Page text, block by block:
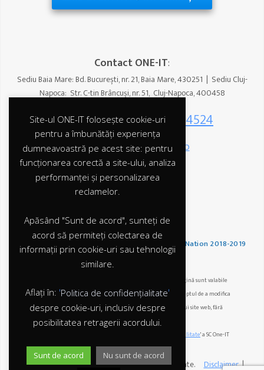
Contact ONE-IT:
Sediu Baia Mare: Bd. București, nr. 21, Baia Mare, 430251 | Sediu Cluj-
Napoca: Str. C-tin Brâncuși, nr. 51, Cluj-Napoca, 400458
Telefon suport:0741 224524
E-mail:contact@one-it.ro
Tweet Share Pin
One-IT - Furnizor IT StartUp-Nation 2018-2019
*Observații: Ofertele și promoțiile prezentate pe această pagină sunt valabile
pentru un număr limitat de aplicanți, One-IT își rezervă dreptul de a modifica
în orice moment conținutul ofertelor și a paginilor acestui site web, fără
notificarea prealabilă a utilizatorului.
Politica de confidențialitate' a SC One-IT
SRL
Copyright 2019, ONE-IT - Toate drepturile rezervate.Disclaimer|
Site-ul ONE-IT folosește cookie-uri
pentru a îmbunătăți experiența
dumneavoastră pe acest site: pentru
funcționarea corectă a site-ului, analiza
performanței și personalizarea
reclamelor.
Apăsând "Sunt de acord", sunteți de
acord să permiteți colectarea de
informații prin cookie-uri sau tehnologii
similare.
Aflați în: 'Politica de confidențialitate'
despre cookie-uri, inclusiv despre
posibilitatea retragerii acordului.
Sunt de acord Nu sunt de acord